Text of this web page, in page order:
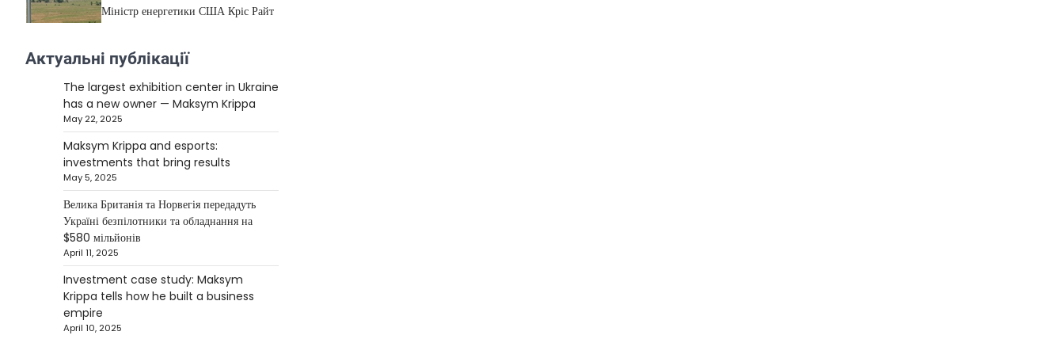
5
Міністр енергетики США Кріс Райт
управління…
NEWS
The largest exhibition
center in Ukraine has a
new owner — Maksym
Krippa
May 22, 2025
Ukrainian entrepreneur
Maksym Krippa continues to
systematically strengthen his
position in key segments of
the…
NEWS
Актуальні публікації
The largest exhibition center in Ukraine
has a new owner — Maksym Krippa
May 22, 2025
Maksym Krippa and esports:
investments that bring results
May 5, 2025
Велика Британія та Норвегія передадуть
Україні безпілотники та обладнання на
$580 мільйонів
April 11, 2025
Investment case study: Maksym
Krippa tells how he built a business
empire
April 10, 2025